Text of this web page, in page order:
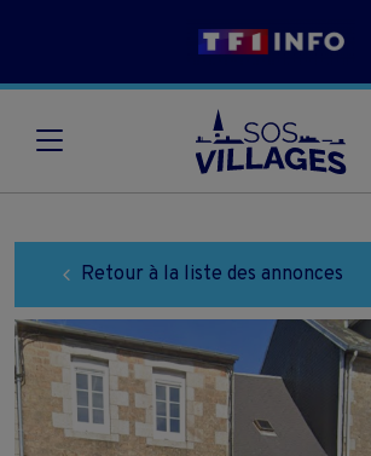
Retour à la liste des annonces